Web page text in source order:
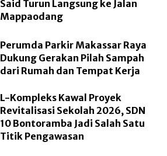
Said Turun Langsung ke Jalan
Mappaodang
Perumda Parkir Makassar Raya
Dukung Gerakan Pilah Sampah
dari Rumah dan Tempat Kerja
L-Kompleks Kawal Proyek
Revitalisasi Sekolah 2026, SDN
10 Bontoramba Jadi Salah Satu
Titik Pengawasan